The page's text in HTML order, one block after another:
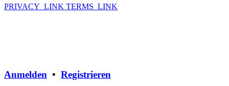
PRIVACY_LINK TERMS_LINK
Anmelden • Registrieren